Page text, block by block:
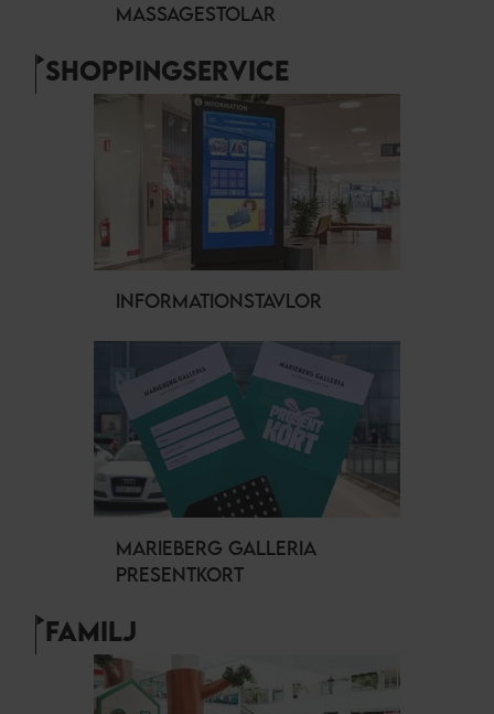
MASSAGESTOLAR
SHOPPINGSERVICE
INFORMATIONSTAVLOR
MARIEBERG GALLERIA
PRESENTKORT
FAMILJ